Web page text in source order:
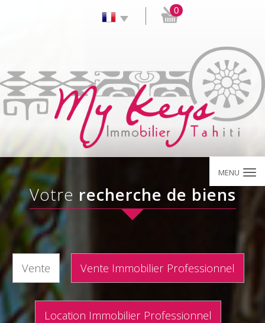
0
MENU
votre recherche de biens
Vente Vente Immobilier Professionnel
Location Immobilier Professionnel